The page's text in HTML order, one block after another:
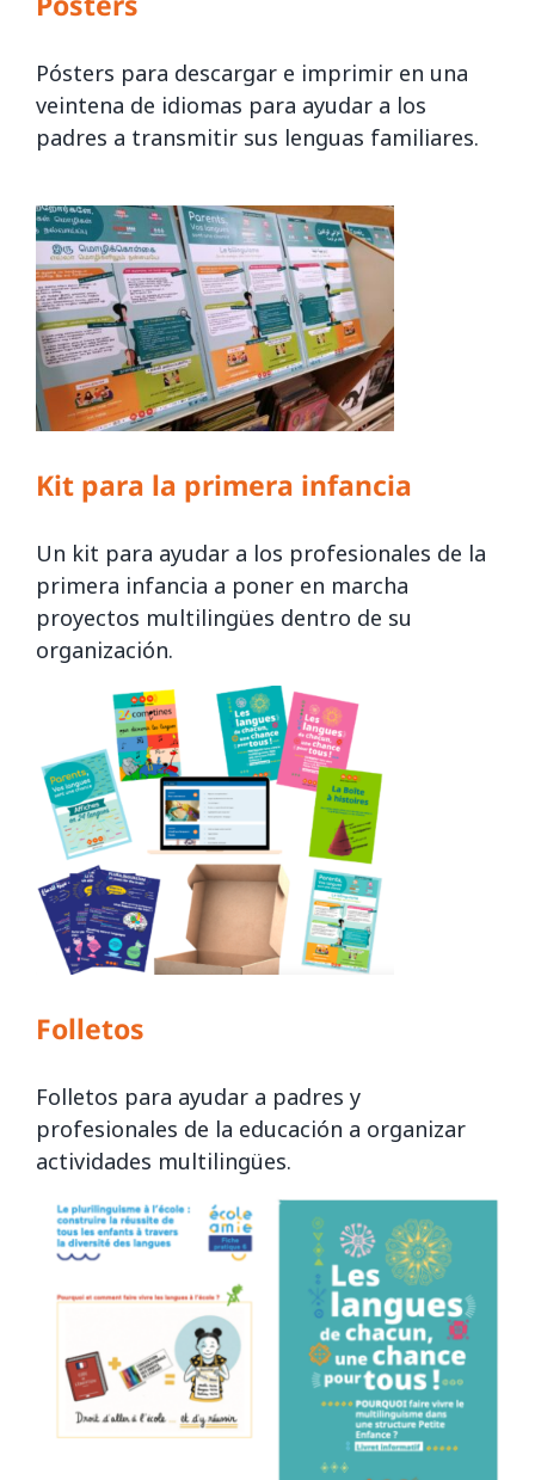
Pósters para descargar e imprimir en una
veintena de idiomas para ayudar a los
padres a transmitir sus lenguas familiares.
Kit para la primera infancia
Un kit para ayudar a los profesionales de la
primera infancia a poner en marcha
proyectos multilingües dentro de su
organización.
Folletos
Folletos para ayudar a padres y
profesionales de la educación a organizar
actividades multilingües.